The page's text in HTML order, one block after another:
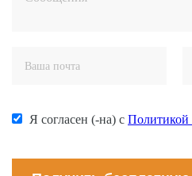
Я согласен (-на) с Политикой